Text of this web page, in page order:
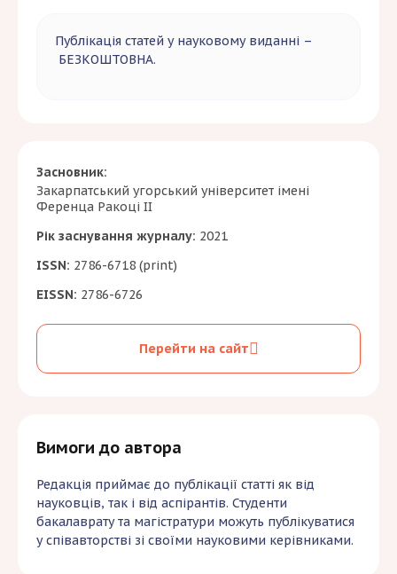
Засновник:
Закарпатський угорський університет імені
Ференца Ракоці ІІ
Рік заснування журналу: 2021
ISSN: 2786-6718 (print)
EISSN: 2786-6726
Перейти на сайт
Вимоги до автора
Редакція приймає до публікації статті як від
науковців, так і від аспірантів. Студенти
бакалаврату та магістратури можуть публікуватися
у співавторстві зі своїми науковими керівниками.
Публікація статей у науковому виданні –
БЕЗКОШТОВНА.